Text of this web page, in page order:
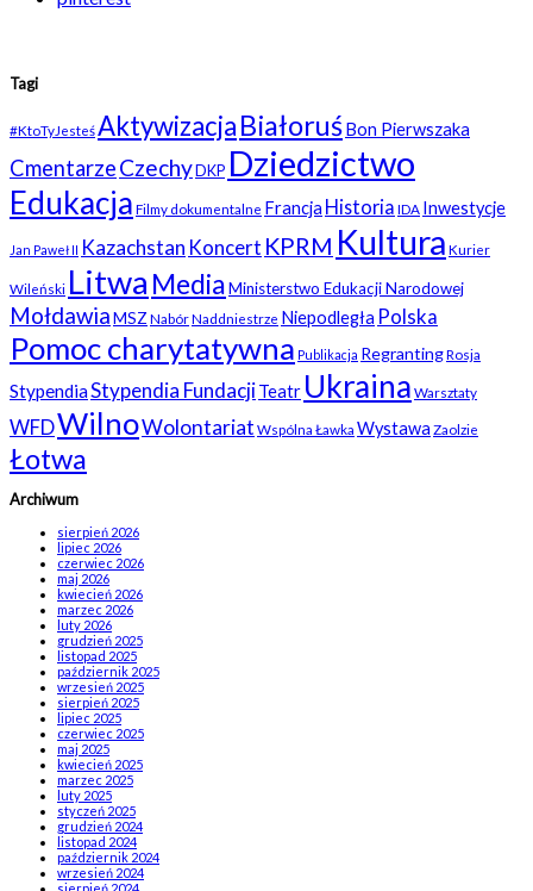
Tagi
#KtoTyJesteśAktywizacjaBiałoruśBon Pierwszaka
CmentarzeCzechyDKP Dziedzictwo
Edukacja Filmy dokumentalne Francja Historia IDA Inwestycje
Jan Paweł II Kazachstan Koncert KPRM Kultura Kurier
Wileński Litwa MediaMinisterstwo Edukacji Narodowej
MołdawiaMSZ NabórNaddniestrze Niepodległa Polska
Pomoc charytatywna Publikacja RegrantingRosja
StypendiaStypendia FundacjiTeatr Ukraina Warsztaty
WFDWilnoWolontariat Wspólna Ławka Wystawa Zaolzie
Łotwa
Archiwum
sierpień 2026
lipiec 2026
czerwiec 2026
maj 2026
kwiecień 2026
marzec 2026
luty 2026
grudzień 2025
listopad 2025
październik 2025
wrzesień 2025
sierpień 2025
lipiec 2025
czerwiec 2025
maj 2025
kwiecień 2025
marzec 2025
luty 2025
styczeń 2025
grudzień 2024
listopad 2024
październik 2024
wrzesień 2024